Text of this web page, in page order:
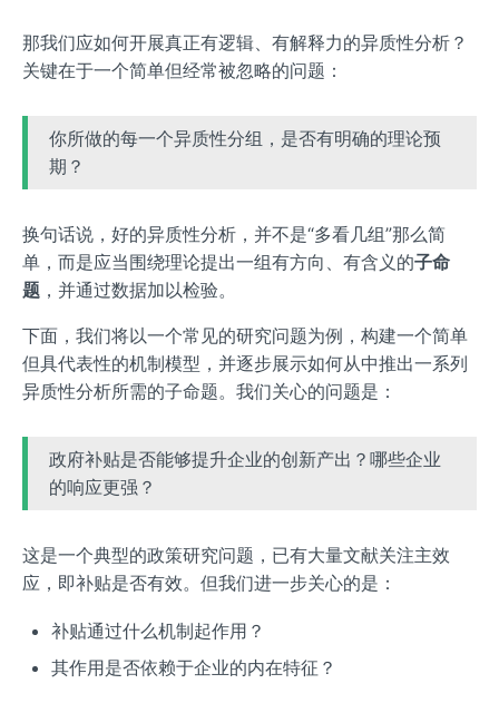
那我们应如何开展真正有逻辑、有解释力的异质性分析？
关键在于一个简单但经常被忽略的问题：
你所做的每一个异质性分组，是否有明确的理论预
期？
换句话说，好的异质性分析，并不是“多看几组”那么简
单，而是应当围绕理论提出一组有方向、有含义的子命
题 ，并通过数据加以检验。
下面，我们将以一个常见的研究问题为例，构建一个简单
但具代表性的机制模型，并逐步展示如何从中推出一系列
异质性分析所需的子命题。我们关心的问题是：
政府补贴是否能够提升企业的创新产出？哪些企业
的响应更强？
这是一个典型的政策研究问题，已有大量文献关注主效
应，即补贴是否有效。但我们进一步关心的是：
补贴通过什么机制起作用？
其作用是否依赖于企业的内在特征？